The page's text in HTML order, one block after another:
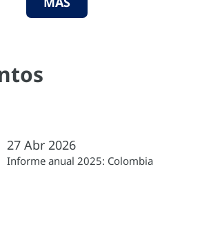
27 Abr 2026
Informe anual 2025: Colombia